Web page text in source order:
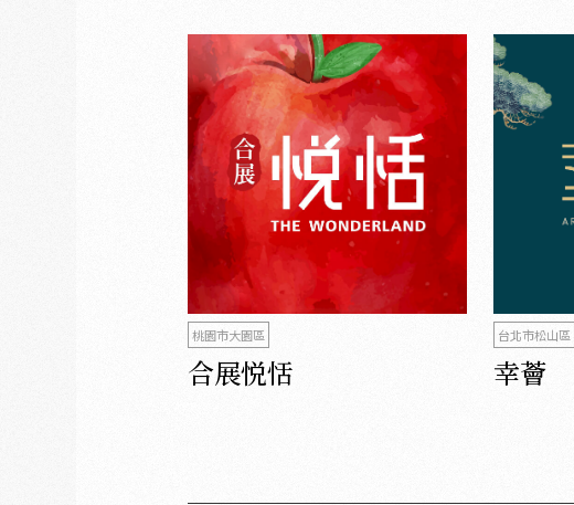
桃園市大園區
合展悦恬
台北市松山區
幸薈